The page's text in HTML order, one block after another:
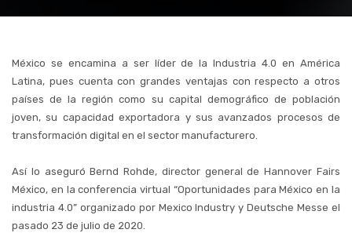
México se encamina a ser líder de la Industria 4.0 en América
Latina, pues cuenta con grandes ventajas con respecto a otros
países de la región como su capital demográfico de población
joven, su capacidad exportadora y sus avanzados procesos de
transformación digital en el sector manufacturero.
Así lo aseguró Bernd Rohde, director general de Hannover Fairs
México, en la conferencia virtual “Oportunidades para México en la
industria 4.0” organizado por Mexico Industry y Deutsche Messe el
pasado 23 de julio de 2020.